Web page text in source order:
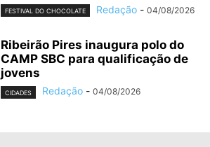
FESTIVAL DO CHOCOLATE Redação - 04/08/2026
Ribeirão Pires inaugura polo do
CAMP SBC para qualificação de
jovens
CIDADES Redação - 04/08/2026